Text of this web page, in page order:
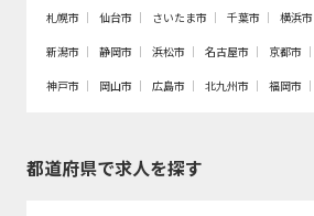
札幌市 仙台市 さいたま市 千葉市 横浜市
新潟市 静岡市 浜松市 名古屋市 京都市
神戸市 岡山市 広島市 北九州市 福岡市
都道府県で求人を探す